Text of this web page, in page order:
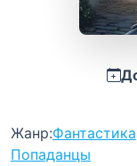
Жанр:Фантастика
Попаданцы